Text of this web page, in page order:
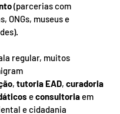
(parcerias com
ONGs, museus e
regular, muitos
, tutoria EAD, curadoria
e consultoria em
e cidadania